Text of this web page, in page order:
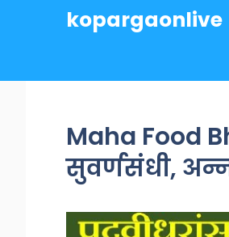
kopargaonlive
Maha Food
सुवर्णसंधी,